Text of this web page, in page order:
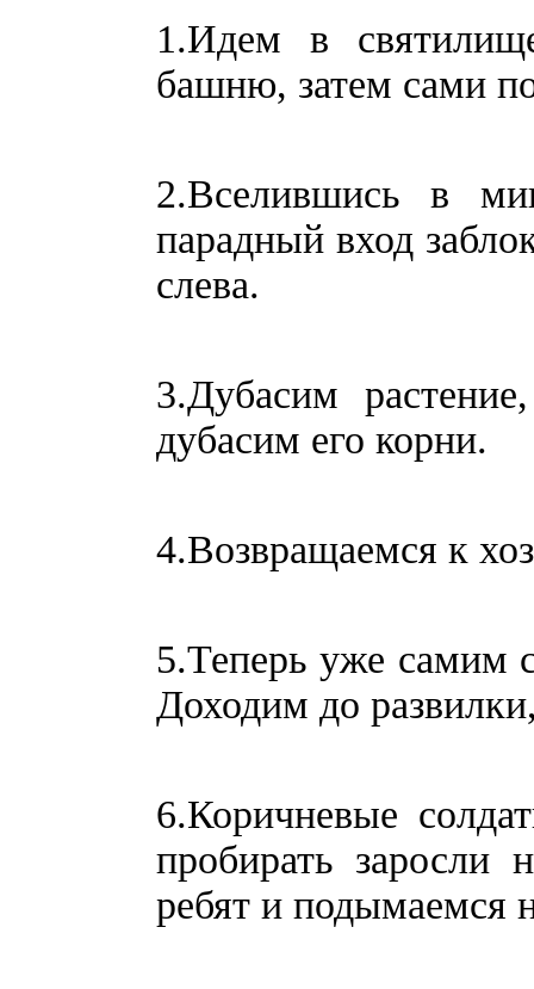
1.Идем в
башню, затем сами
2.Вселившись в
парадный вход
слева.
3.Дубасим
дубасим его корни.
4.Возвращаемся к
5.Теперь уже самим
Доходим до
6.Коричневые
пробирать заросли
ребят и подымаемся